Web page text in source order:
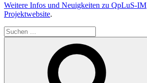
Weitere Infos und Neuigkeiten zu QpLuS-IM
Projektwebsite.
Suchen
nach: